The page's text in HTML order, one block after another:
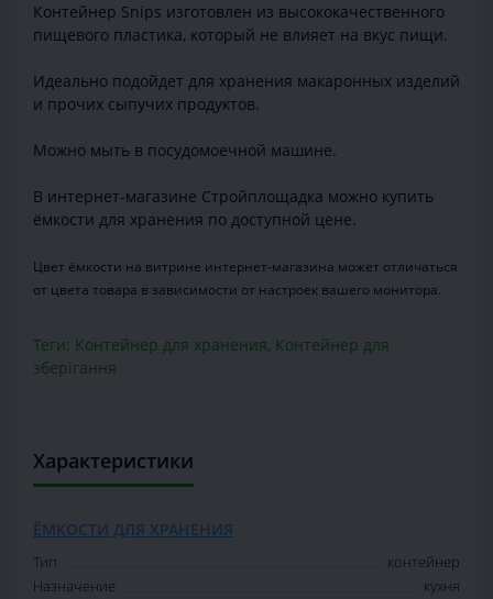
Контейнер Snips изготовлен из высококачественного
пищевого пластика, который не влияет на вкус пищи.
Идеально подойдет для хранения макаронных изделий
и прочих сыпучих продуктов.
Можно мыть в посудомоечной машине.
В интернет-магазине Стройплощадка можно купить
ёмкости для хранения по доступной цене.
Цвет ёмкости на витрине интернет-магазина может отличаться
от цвета товара в зависимости от настроек вашего монитора.
Теги: Контейнер для хранения, Контейнер для
зберігання
Характеристики
ЁМКОСТИ ДЛЯ ХРАНЕНИЯ
Тип
контейнер
Назначение
кухня